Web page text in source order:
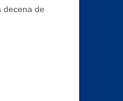
decena de